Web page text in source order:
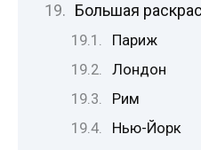
Большая
Париж
Лондон
Рим
Нью-Йорк